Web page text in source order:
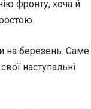
фронту, хоча й
на березень. Саме
наступальні